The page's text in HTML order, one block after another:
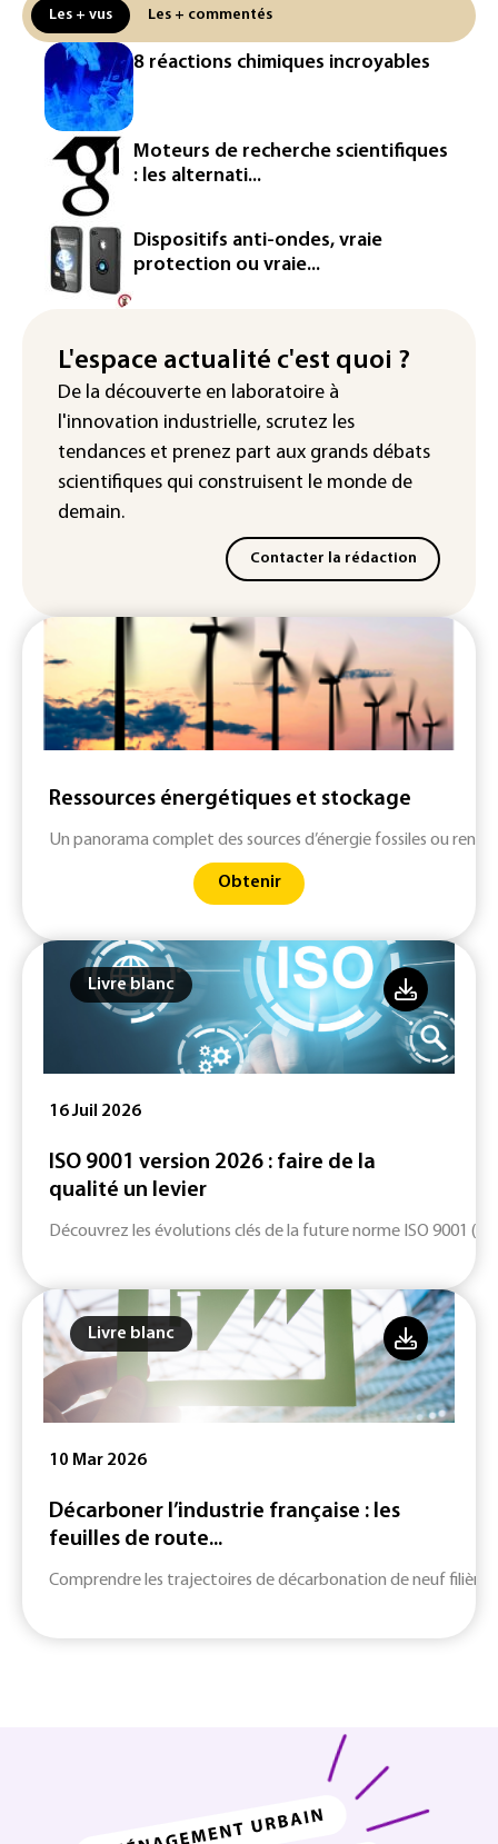
solaire
La métropole de Rouen porte plainte
contre BASF pour pollution aux PFAS
Canicule: à l'arrêt depuis fin juillet, la
centrale de Golfech reconnectée au
réseau
Véhicules de livraison autonomes: la
France ouvre la voie à leur
homologation
Iris³: Eutelsat investira 3,4 milliards
européenne
Le magazine VSD racheté par
l'entrepreneur Vianney d'Alançon
Les + vus Les + commentés
8 réactions chimiques incroyables
Moteurs de recherche scientifiques
: les alternati...
Dispositifs anti-ondes, vraie
protection ou vraie...
L'espace actualité c'est quoi ?
De la découverte en laboratoire à
l'innovation industrielle, scrutez les
tendances et prenez part aux grands débats
scientifiques qui construisent le monde de
demain.
Contacter la rédaction
Ressources énergétiques et stockage
Un panorama complet des sources d’énergie fossiles ou
Obtenir
Livre blanc
16 Juil 2026
ISO 9001 version 2026 : faire de la
qualité un levier
Découvrez les évolutions clés de la future norme ISO 9001
Livre blanc
10 Mar 2026
Décarboner l’industrie française : les
feuilles de route...
Comprendre les trajectoires de décarbonation de neuf